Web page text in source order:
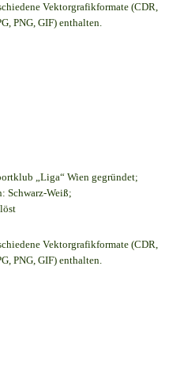
Vektorgrafikformate (CDR,
PNG, GIF) enthalten.
„Liga“ Wien gegründet;
Schwarz-Weiß;
Vektorgrafikformate (CDR,
PNG, GIF) enthalten.